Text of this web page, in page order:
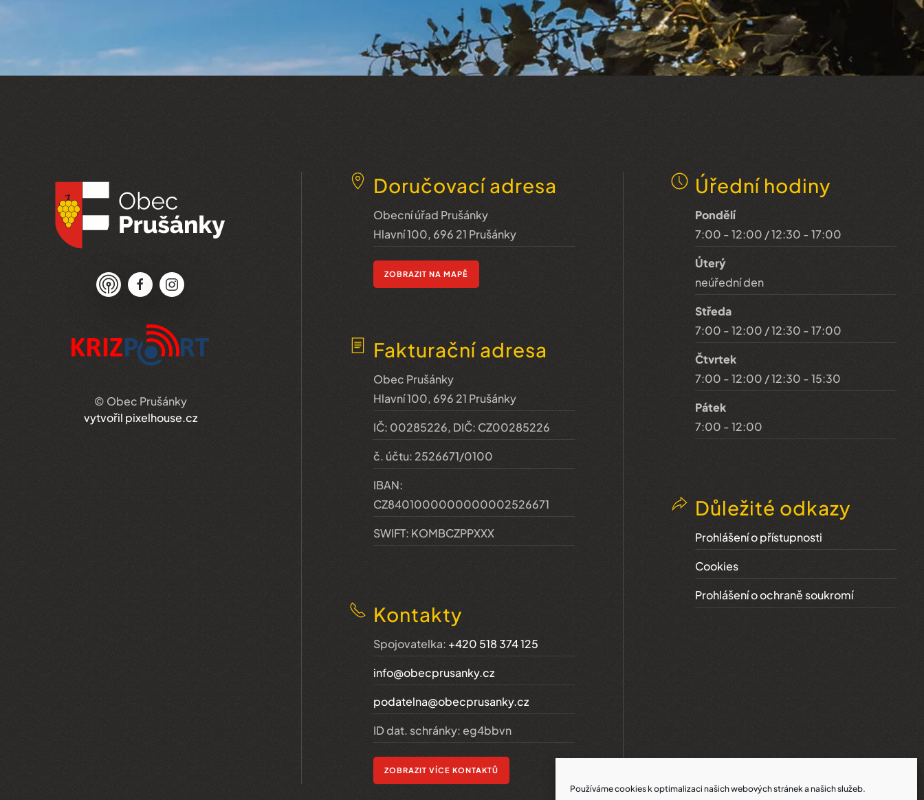
Používáme cookies k optimalizaci našich webových stránek a našich služeb.
© Obec Prušánky
vytvořil pixelhouse.cz
Doručovací adresa
Obecní úřad Prušánky
Hlavní 100, 696 21 Prušánky
ZOBRAZIT NA MAPĚ
Fakturační adresa
Obec Prušánky
Hlavní 100, 696 21 Prušánky
IČ: 00285226, DIČ: CZ00285226
č. účtu: 2526671/0100
IBAN:
CZ8401000000000002526671
SWIFT: KOMBCZPPXXX
Kontakty
Spojovatelka: +420 518 374 125
info@obecprusanky.cz
podatelna@obecprusanky.cz
ID dat. schránky: eg4bbvn
ZOBRAZIT VÍCE KONTAKTŮ
Úřední hodiny
Pondělí
7:00 - 12:00 / 12:30 - 17:00
Úterý
neúřední den
Středa
7:00 - 12:00 / 12:30 - 17:00
Čtvrtek
7:00 - 12:00 / 12:30 - 15:30
Pátek
7:00 - 12:00
Důležité odkazy
Prohlášení o přístupnosti
Cookies
Prohlášení o ochraně soukromí